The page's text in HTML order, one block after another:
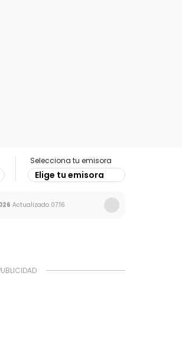
Selecciona tu emisora
Elige tu emisora
Actualizado 07:16